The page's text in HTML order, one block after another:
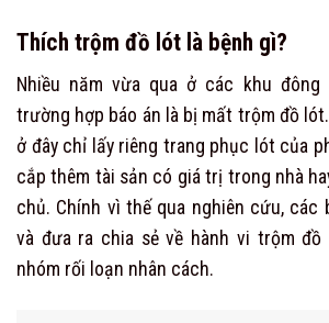
Thích trộm đồ lót là bệnh gì?
Nhiều năm vừa qua ở các khu
trường hợp báo án là bị mất trộm đồ
ở đây chỉ lấy riêng trang phục lót của
cắp thêm tài sản có giá trị trong nhà
chủ. Chính vì thế qua nghiên cứu, các
và đưa ra chia sẻ về hành vi trộm
nhóm rối loạn nhân cách.